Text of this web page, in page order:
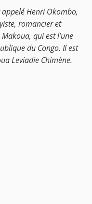
Henri Okombo,
romancier et
qui est l’une
du Congo. Il est
Leviadie Chimène.